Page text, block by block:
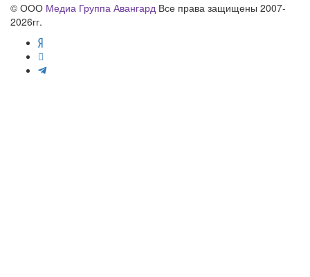
© ООО Медиа Группа Авангард Все права защищены 2007-
2026гг.